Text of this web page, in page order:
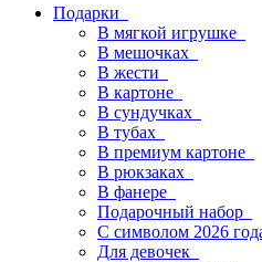
Подарки
В мягкой игрушке
В мешочках
В жести
В картоне
В сундучках
В тубах
В премиум картоне
В рюкзаках
В фанере
Подарочный набор
С символом 2026
Для девочек